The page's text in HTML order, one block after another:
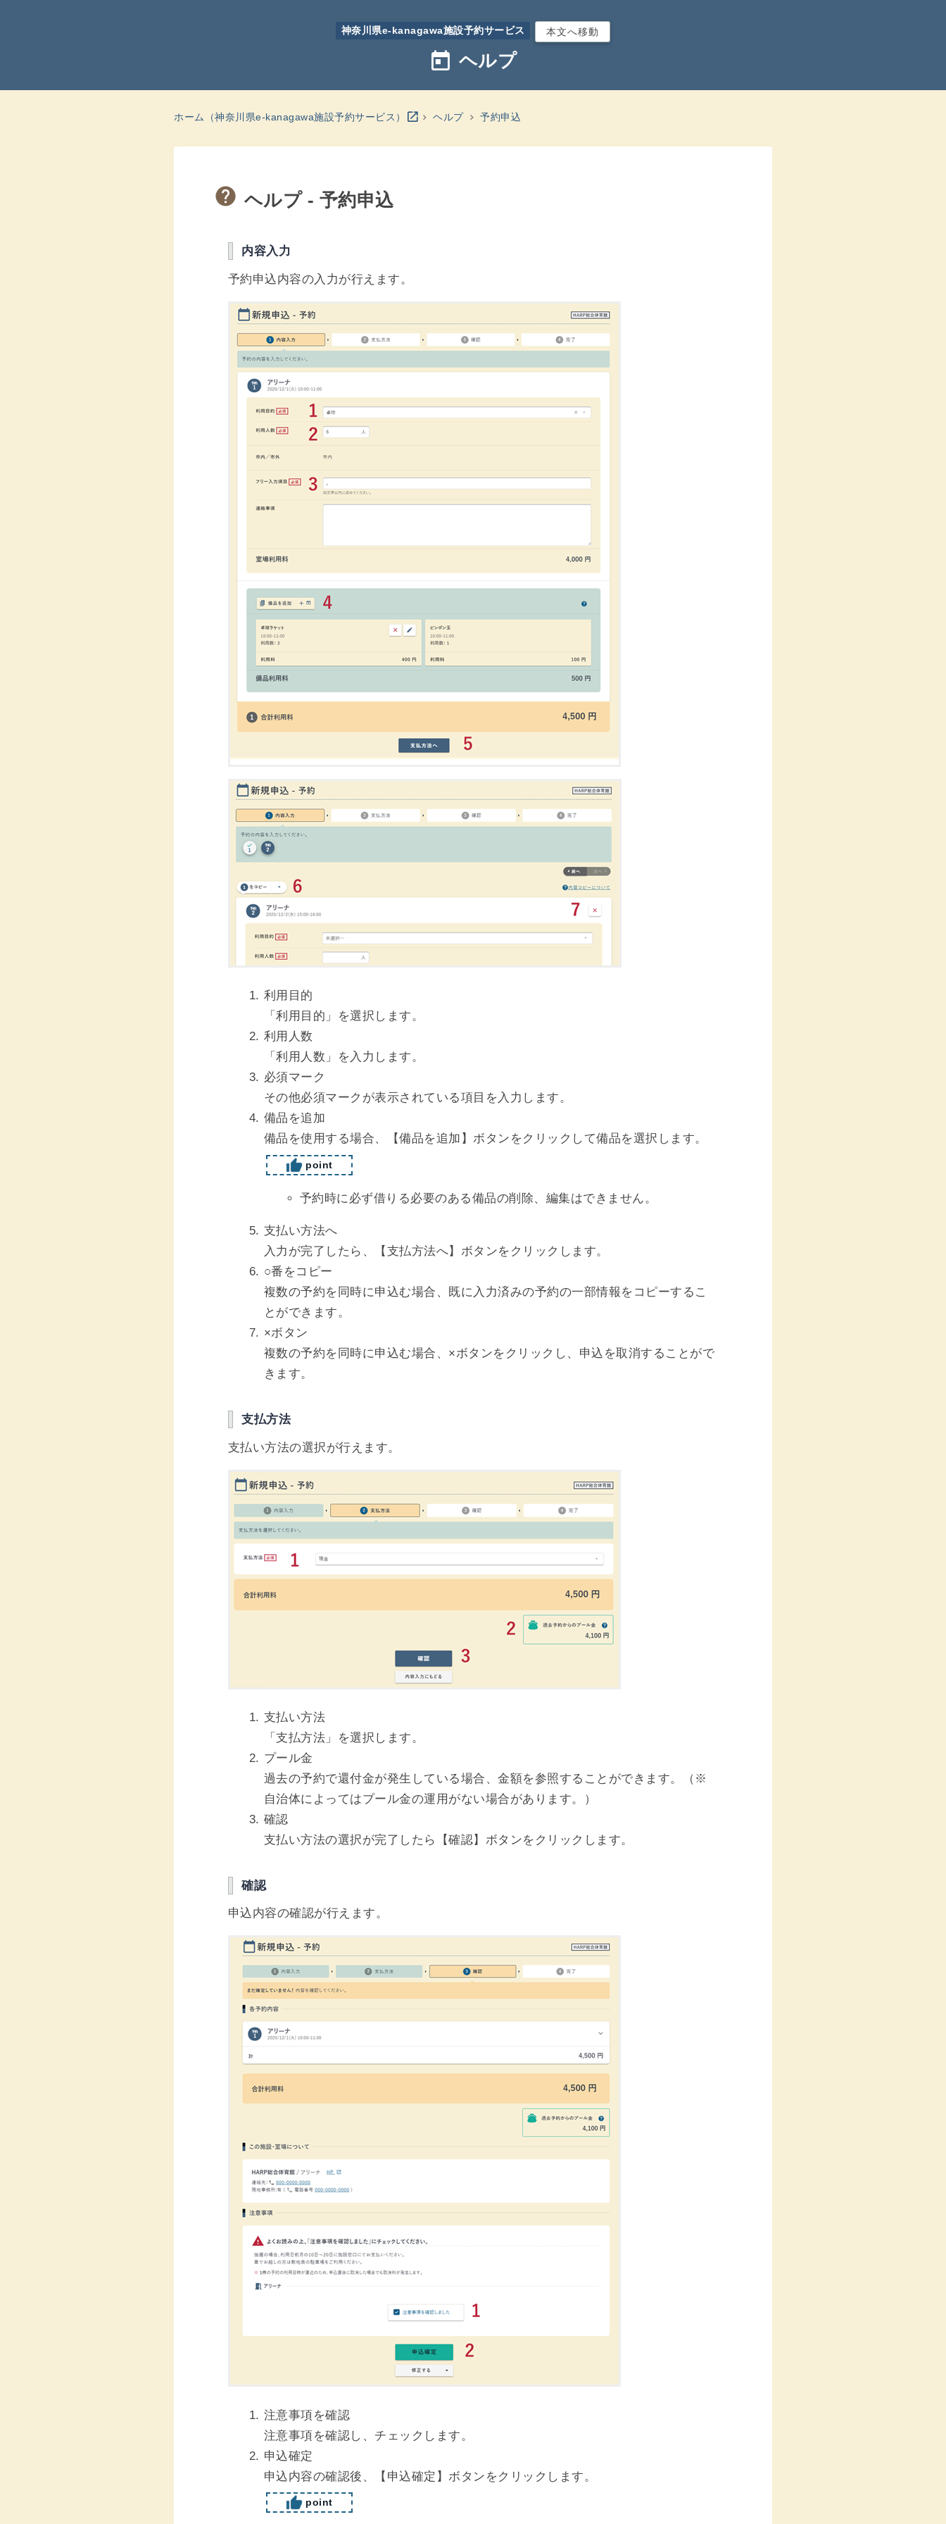
神奈川県e-kanagawa施設予約サービス 本文へ移動
today ヘルプ
ホーム（神奈川県e-kanagawa施設予約サービス） open_in_new ヘルプ 予約申込
ヘルプ - 予約申込
内容入力
予約申込内容の入力が行えます。
利用目的
「利用目的」を選択します。
利用人数
「利用人数」を入力します。
必須マーク
その他必須マークが表示されている項目を入力します。
備品を追加
備品を使用する場合、【備品を追加】ボタンをクリックして備品を選択します。
point
予約時に必ず借りる必要のある備品の削除、編集はできません。
支払い方法へ
入力が完了したら、【支払方法へ】ボタンをクリックします。
○番をコピー
複数の予約を同時に申込む場合、既に入力済みの予約の一部情報をコピーするこ
とができます。
×ボタン
複数の予約を同時に申込む場合、×ボタンをクリックし、申込を取消することがで
きます。
支払方法
支払い方法の選択が行えます。
支払い方法
「支払方法」を選択します。
プール金
過去の予約で還付金が発生している場合、金額を参照することができます。（※
自治体によってはプール金の運用がない場合があります。）
確認
支払い方法の選択が完了したら【確認】ボタンをクリックします。
確認
申込内容の確認が行えます。
注意事項を確認
注意事項を確認し、チェックします。
申込確定
申込内容の確認後、【申込確定】ボタンをクリックします。
point